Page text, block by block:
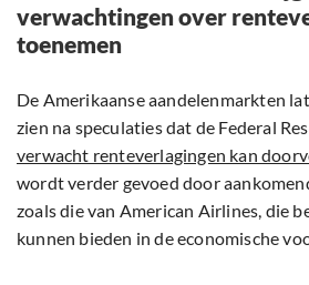
verwachtingen over
toenemen
De Amerikaanse aandelenmarkten
zien na speculaties dat de Federal
verwacht renteverlagingen kan
wordt verder gevoed door
zoals die van American Airlines, die
kunnen bieden in de economische